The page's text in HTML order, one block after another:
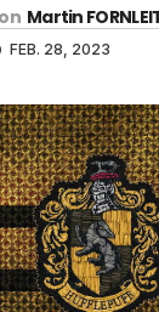
Martin
FEB. 28, 2023